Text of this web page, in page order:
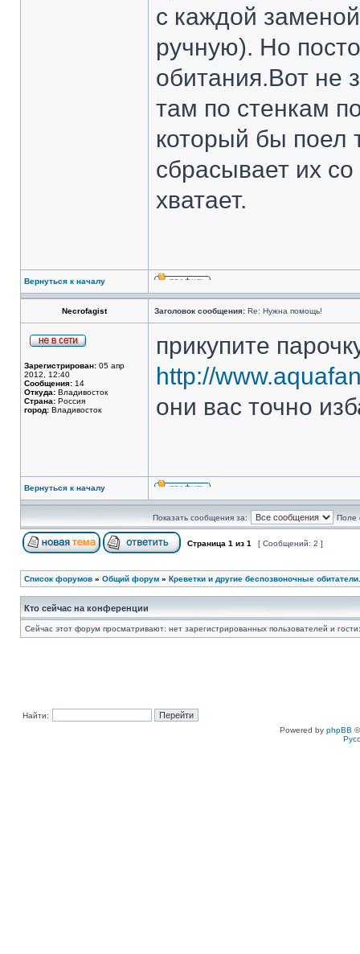
с каждой
ручную). Но
обитания.Вот не
там по стенкам
который бы поел
сбрасывает их
хватает.
Вернуться к началу
Necrofagist Заголовок сообщения: Re: Нужна помощь!
Зарегистрирован: 05 апр
2012, 12:40
Сообщения: 14
Откуда: Владивосток
Страна: Россия
город: Владивосток
прикупите
http://
они вас точно
Вернуться к началу
Показать сообщения за: Поле
Страница 1 из 1 [ Сообщений: 2 ]
Список форумов » Общий форум » Креветки и другие беспозвоночные обитатели.
Кто сейчас на конференции
Сейчас этот форум просматривают: нет зарегистрированных пользователей и
Найти:
Powered by phpBB